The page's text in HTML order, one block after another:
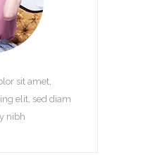
sit amet,
elit, sed diam
nibh